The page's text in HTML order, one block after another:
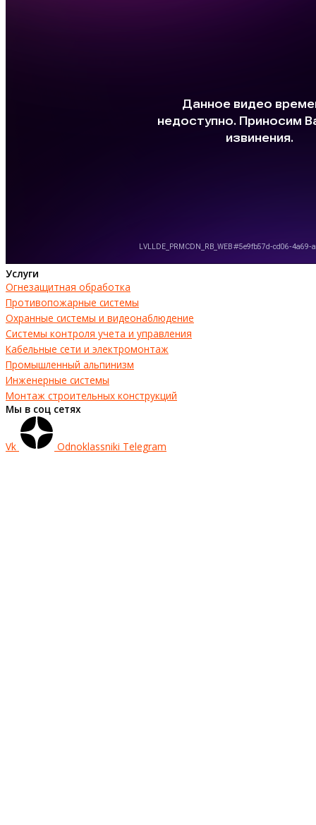
Услуги
Огнезащитная обработка
Противопожарные системы
Охранные системы и видеонаблюдение
Системы контроля учета и управления
Кабельные сети и электромонтаж
Промышленный альпинизм
Инженерные системы
Монтаж строительных конструкций
Мы в соц сетях
Vk Odnoklassniki Telegram